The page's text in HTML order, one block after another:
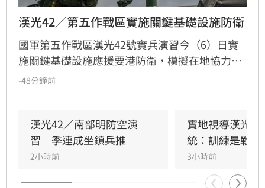
漢光42／第五作戰區實施關鍵基礎設施防衛
國軍第五作戰區漢光42號實兵演習今（6）日實
施關鍵基礎設施應援要港防衛，模擬在地協力者
襲擾港區重要設施，由港務警察先期應處，並依
力。
-48分鐘前
漢光42／南部明防空演
習　季連成坐鎮兵推
2小時前
實地視導漢光演
統：訓練是戰力
3小時前